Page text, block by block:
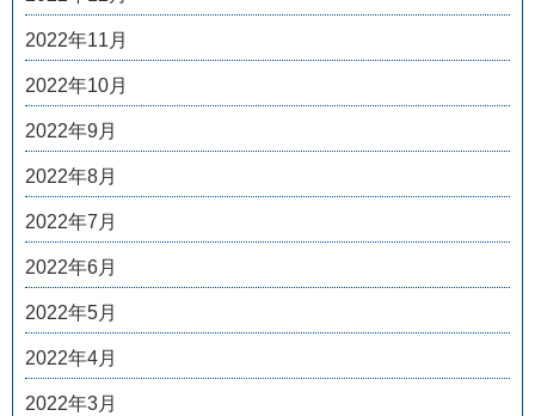
2022年11月
2022年10月
2022年9月
2022年8月
2022年7月
2022年6月
2022年5月
2022年4月
2022年3月